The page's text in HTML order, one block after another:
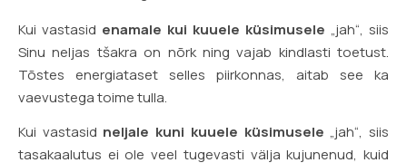
Kui vastasid enamale kui kuuele küsimusele „jah“, siis
Sinu neljas tšakra on nõrk ning vajab kindlasti toetust.
Tõstes energiataset selles piirkonnas, aitab see ka
vaevustega toime tulla.
Kui vastasid neljale kuni kuuele küsimusele „jah“, siis
tasakaalutus ei ole veel tugevasti välja kujunenud, kuid